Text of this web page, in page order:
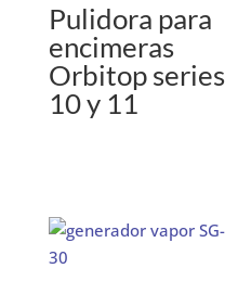
Pulidora para
encimeras
Orbitop series
10 y 11